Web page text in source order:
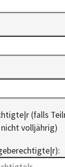
(falls
volljährig)